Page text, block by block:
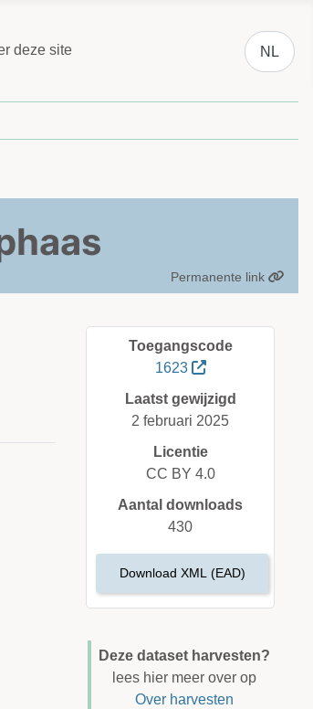
deze site
Selecteer
NL
Permanente link
Toegangscode
1623
Laatst gewijzigd
2 februari 2025
Licentie
CC BY 4.0
Aantal downloads
430
Download XML (EAD)
Deze dataset harvesten?
lees hier meer over op
Over harvesten